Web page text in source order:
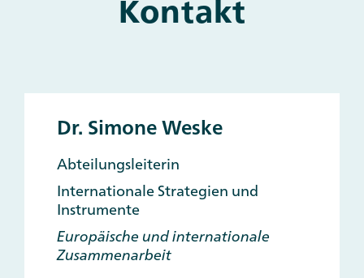
Kontakt
Dr. Simone Weske
Abteilungsleiterin
Internationale Strategien und
Instrumente
Europäische und internationale
Zusammenarbeit